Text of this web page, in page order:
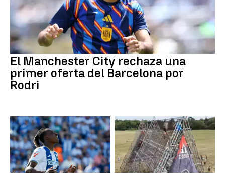
El Manchester City rechaza una
primer oferta del Barcelona por
Rodri